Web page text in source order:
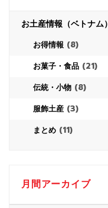
お土産情報（ベトナム）
お得情報 (8)
お菓子・食品 (21)
伝統・小物 (8)
服飾土産 (3)
まとめ (11)
月間アーカイブ